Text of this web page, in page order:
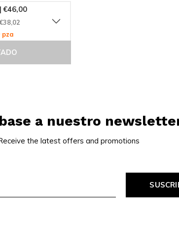
€46,00
pza
a nuestro
the latest offers and promotions